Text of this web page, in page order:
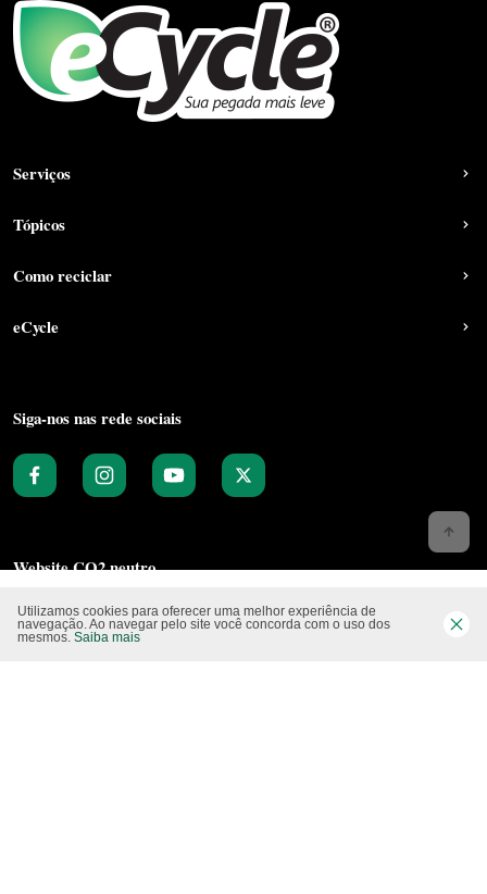
Serviços
Tópicos
Como reciclar
eCycle
Siga-nos nas rede sociais
Website CO2 neutro
Utilizamos cookies para oferecer uma melhor experiência de
navegação. Ao navegar pelo site você concorda com o uso dos
mesmos. Saiba mais